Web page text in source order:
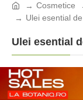
Cosmetice
Ulei esential
Ulei esential